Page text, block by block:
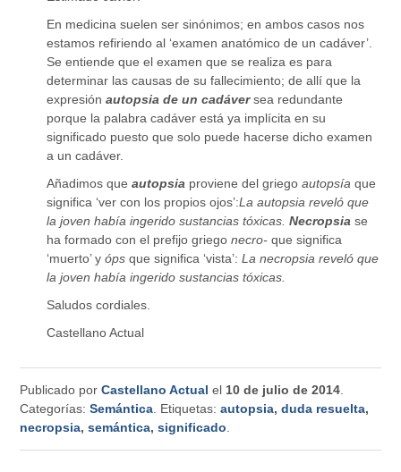
En medicina suelen ser sinónimos; en ambos casos nos
estamos refiriendo al ‘examen anatómico de un cadáver’.
Se entiende que el examen que se realiza es para
determinar las causas de su fallecimiento; de allí que la
expresiónautopsia de un cadáversea redundante
porque la palabra cadáver está ya implícita en su
significado puesto que solo puede hacerse dicho examen
a un cadáver.
Añadimos queautopsia proviene del griegoautopsía que
significa ‘ver con los propios ojos’:La autopsia reveló que
la joven había ingerido sustancias tóxicas. Necropsia se
ha formado con el prefijo griegonecro- que significa
‘muerto’ yóps que significa ‘vista’:La necropsia reveló que
la joven había ingerido sustancias tóxicas.
Saludos cordiales.
Castellano Actual
Publicado porCastellano Actual el 10 de julio de 2014
Categorías:Semántica . Etiquetas:autopsia,duda resuelta,
necropsia,semántica,significado